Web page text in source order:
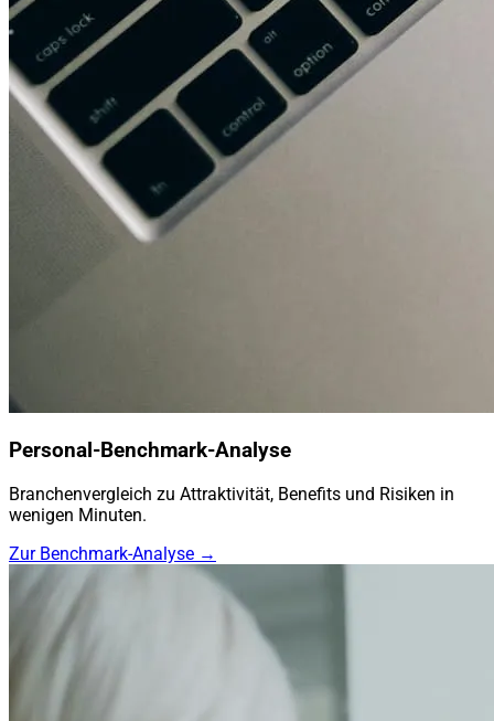
Personal-Benchmark-Analyse
Branchenvergleich zu Attraktivität, Benefits und Risiken in
wenigen Minuten.
Zur Benchmark-Analyse →